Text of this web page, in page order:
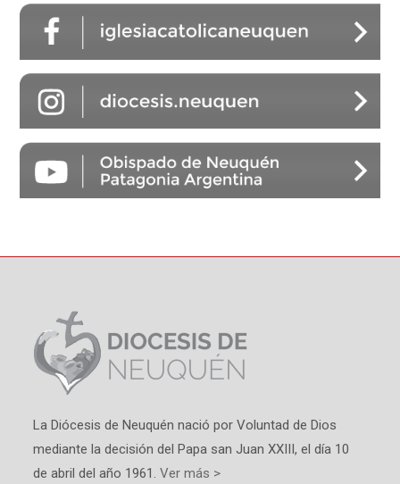
La Diócesis de Neuquén nació por Voluntad de Dios
mediante la decisión del Papa san Juan XXIII, el día 10
de abril del año 1961. Ver más >